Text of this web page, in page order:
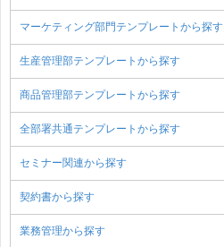
マーケティング部門テンプレートから探す
生産管理部テンプレートから探す
商品管理部テンプレートから探す
全部署共通テンプレートから探す
セミナー関連から探す
契約書から探す
業務管理から探す